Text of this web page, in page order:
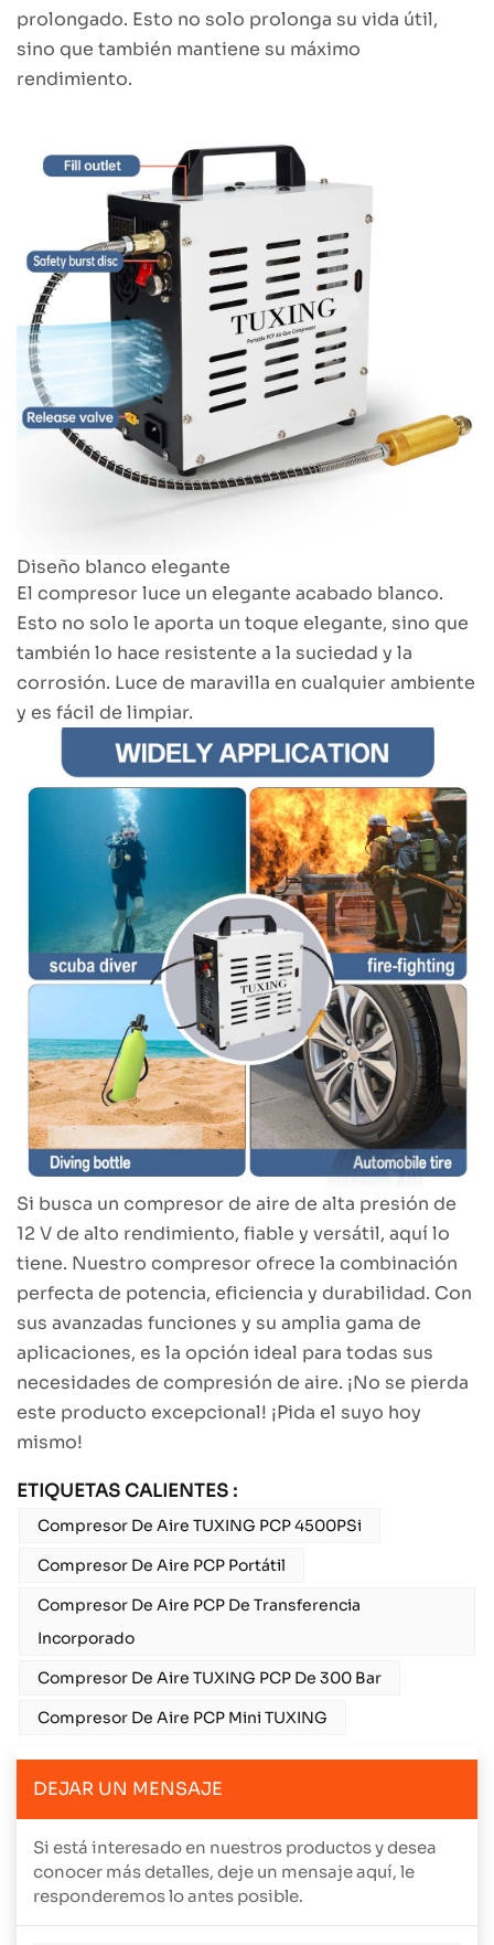
prolongado. Esto no solo prolonga su vida útil,
sino que también mantiene su máximo
rendimiento.
Diseño blanco elegante
El compresor luce un elegante acabado blanco.
Esto no solo le aporta un toque elegante, sino que
también lo hace resistente a la suciedad y la
corrosión. Luce de maravilla en cualquier ambiente
y es fácil de limpiar.
Si busca un compresor de aire de alta presión de
12 V de alto rendimiento, fiable y versátil, aquí lo
tiene. Nuestro compresor ofrece la combinación
perfecta de potencia, eficiencia y durabilidad. Con
sus avanzadas funciones y su amplia gama de
aplicaciones, es la opción ideal para todas sus
necesidades de compresión de aire. ¡No se pierda
este producto excepcional! ¡Pida el suyo hoy
mismo!
ETIQUETAS CALIENTES :
Compresor De Aire TUXING PCP 4500PSi
Compresor De Aire PCP Portátil
Compresor De Aire PCP De Transferencia
Incorporado
Compresor De Aire TUXING PCP De 300 Bar
Compresor De Aire PCP Mini TUXING
DEJAR UN MENSAJE
Si está interesado en nuestros productos y desea
conocer más detalles, deje un mensaje aquí, le
responderemos lo antes posible.